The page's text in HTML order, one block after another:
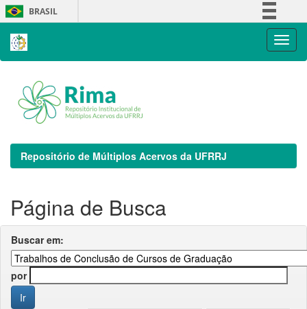
Skip
navigation
BRASIL
Repositório de Múltiplos Acervos da UFRRJ
Página de Busca
Buscar em:
por